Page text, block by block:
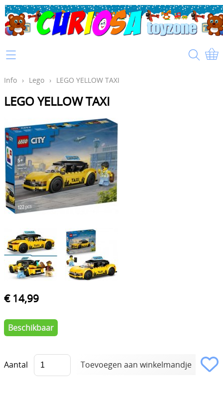
Home
Info
Mijn account
Info › Lego › LEGO YELLOW TAXI
LEGO YELLOW TAXI
€ 14,99
Beschikbaar
Aantal